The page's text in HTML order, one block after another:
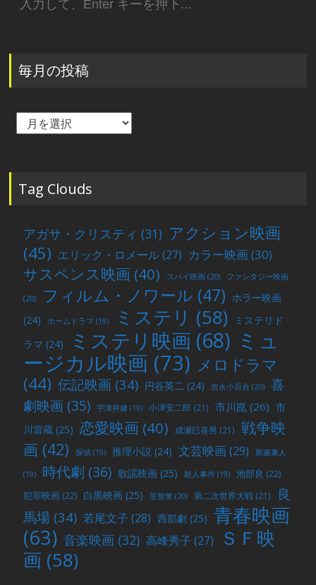
索:
毎月の投稿
毎
稿
Tag Clouds
アガサ・クリスティ (31) アクション映画
(45) エリック・ロメール(27) カラー映画(30)
サスペンス映画 (40) スパイ映画 (20) ファンタジー映画
(20) フィルム・ノワール (47) ホラー映画
(24)
ホームドラマ (19) ミステリ (58)
ミステリド
ラマ (24) ミステリ映画 (68) ミュ
ージカル映画 (73) メロドラマ
(44) 伝記映画 (34) 円谷英二 (24) 吉永小百合 (20)
喜
劇映画 (35) 宇津井健 (19) 小津安二郎 (21) 市川崑 (26) 市
川雷蔵 (25) 恋愛映画 (40) 成瀬巳喜男 (21)
戦争映
画 (42) 探偵 (19) 推理小説 (24) 文芸映画(29) 新藤兼人
(19) 時代劇 (36) 歌謡映画 (25) 殺人事件 (19) 池部良 (22)
犯罪映画 (22) 白黒映画 (25) 笠智衆 (20) 第二次世界大戦 (21)
良
馬場 (34) 若尾文子 (28) 西部劇 (25) 青春映画
(63) 音楽映画 (32) 高峰秀子 (27)
ＳＦ映
画 (58)